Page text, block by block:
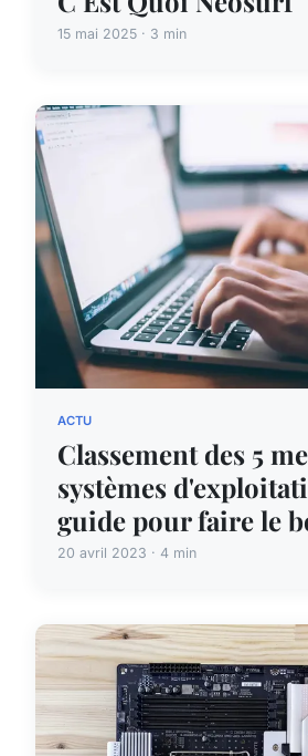
15 mai 2025 · 3 min
ACTU
Classement des 5
systèmes
guide pour faire le
20 avril 2023 · 4 min